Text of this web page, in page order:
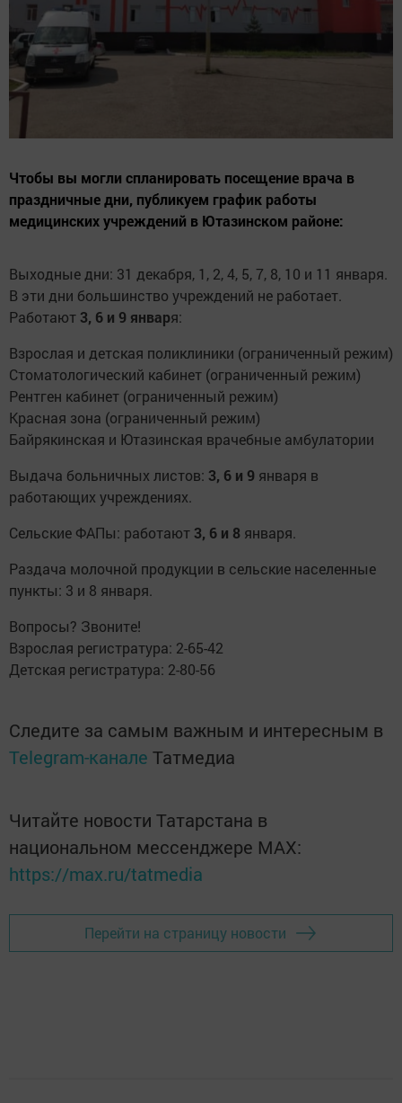
Чтобы вы могли спланировать посещение врача в
праздничные дни, публикуем график работы
медицинских учреждений в Ютазинском районе:
Выходные дни: 31 декабря, 1, 2, 4, 5, 7, 8, 10 и 11 января.
В эти дни большинство учреждений не работает.
Работают 3, 6 и 9 января:
Взрослая и детская поликлиники (ограниченный режим)
Стоматологический кабинет (ограниченный режим)
Рентген кабинет (ограниченный режим)
Красная зона (ограниченный режим)
Байрякинская и Ютазинская врачебные амбулатории
Выдача больничных листов: 3, 6 и 9 января в
работающих учреждениях.
Сельские ФАПы: работают 3, 6 и 8 января.
Раздача молочной продукции в сельские населенные
пункты: 3 и 8 января.
Вопросы? Звоните!
Взрослая регистратура: 2-65-42
Детская регистратура: 2-80-56
Следите за самым важным и интересным в
Telegram-канале Татмедиа
Читайте новости Татарстана в
национальном мессенджере MАХ:
https://max.ru/tatmedia
Перейти на страницу новости